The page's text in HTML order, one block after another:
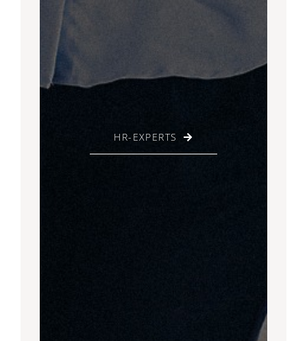
HR-EXPERTS